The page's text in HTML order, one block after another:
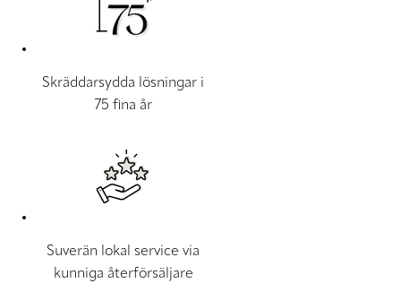
Skräddarsydda lösningar i
75 fina år
Suverän lokal service via
kunniga återförsäljare